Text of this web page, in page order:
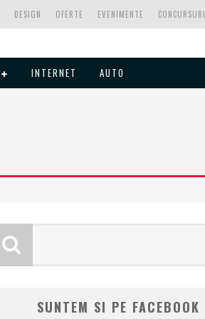
CONCURSURI
EVENIMENTE
OFERTE
DESIGN
INTERNET AUTO
SUNTEM SI PE FACEBOOK